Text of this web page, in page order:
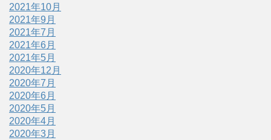
2021年10月
2021年9月
2021年7月
2021年6月
2021年5月
2020年12月
2020年7月
2020年6月
2020年5月
2020年4月
2020年3月